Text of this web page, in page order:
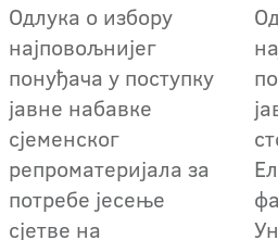
Одлука о избору
најповољнијег
понуђача у поступку
јавне набавке
сјеменског
репроматеријала за
потребе јесење
сјетве на